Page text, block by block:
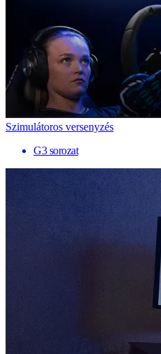
Szimulátoros versenyzés
G3 sorozat